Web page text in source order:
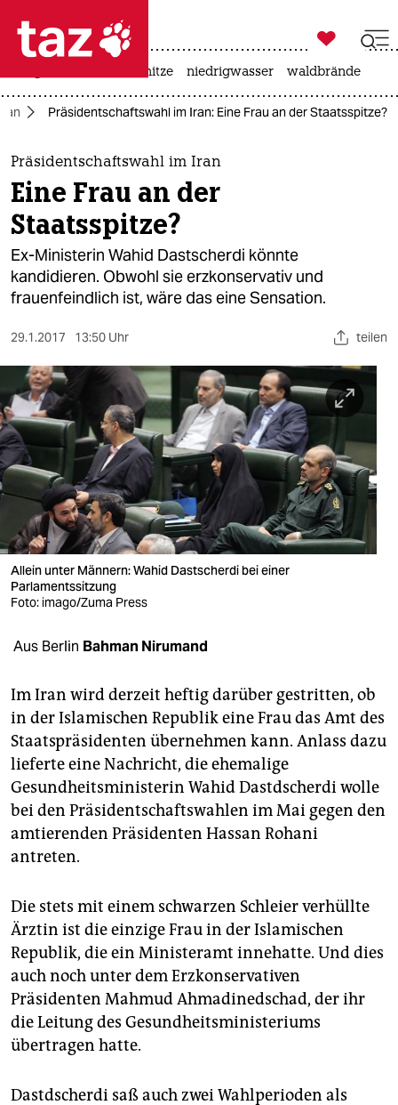
 taz zahl ich
taz zahl ich
themen
politik
öko
gesellschaft
sport
berlin
nord
wahrheit
verlag
verlag
veranstaltungen
unterstützen
abo
genossenschaft
epaper login

taz zahl ich
hitze niedrigwasser waldbrände
Präsidentschaftswahl im Iran: Eine Frau an der Staatsspitze?
Präsidentschaftswahl im Iran
Eine Frau an der
Staatsspitze?
Ex-Ministerin Wahid Dastscherdi könnte
kandidieren. Obwohl sie erzkonservativ und
frauenfeindlich ist, wäre das eine Sensation.
29.1.2017 13:50 Uhr teilen
Allein unter Männern: Wahid Dastscherdi bei einer
Parlamentssitzung
Foto: imago/Zuma Press
Aus Berlin Bahman Nirumand
Im Iran wird derzeit heftig darüber gestritten, ob
in der Islamischen Republik eine Frau das Amt des
Staatspräsidenten übernehmen kann. Anlass dazu
lieferte eine Nachricht, die ehemalige
Gesundheitsministerin Wahid Dastdscherdi wolle
bei den Präsidentschaftswahlen im Mai gegen den
amtierenden Präsidenten Hassan Rohani
antreten.
Die stets mit einem schwarzen Schleier verhüllte
Ärztin ist die einzige Frau in der Islamischen
Republik, die ein Ministeramt innehatte. Und dies
auch noch unter dem Erzkonservativen
Präsidenten Mahmud Ahmadinedschad, der ihr
die Leitung des Gesundheitsministeriums
übertragen hatte.
Dastdscherdi saß auch zwei Wahlperioden als